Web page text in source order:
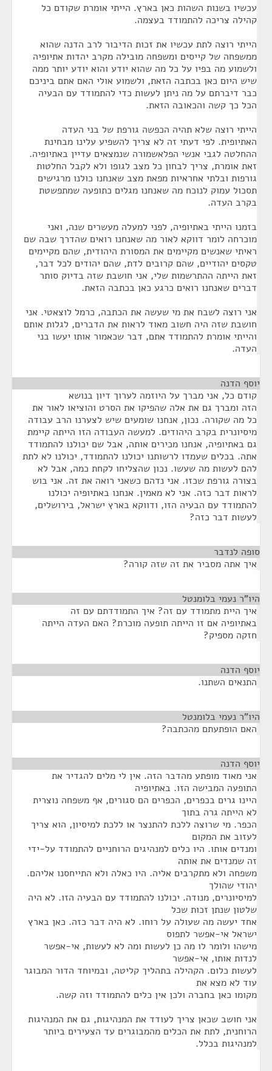
עכשיו בשנות השהות כאן בארץ. הייתי אומרת שקודם כל
קהילה צריכה להתמודד בעצמה.
הייתי רוצה לתת עכשיו את זכות הדיבור לרב הדנה שהוא
ממשפחה של קייסים ומשפחה מובילה מקרב יהדות אתיופיה
ולשמוע מה בפיו על כל מה שהוא יודע והוא יודע יותר ממה
שיש היום כאן בכתבה הזאת, ולשמוע אולי האם אתם ביניכם
כבר דיברתם על מה ניתן לעשות כדי להתמודד עם הבעיה
הכל כך קשה והכאובה הזאת.
הייתי רוצה שלא תהיה הכפשה גורפת של בני העדה
האתיופית. לפי דעתי זה לא צריך להשפיע עלינו מבחינת
ההחלטה לגבי אנשי הפלאשמורה שנמצאים עדיין באתיופיה.
זאת אומרת, צריך לבחון כל מצב לגופו ולא לקבל החלטות
גורפות ובלתי אחראיות מפאת מצב שאנחנו כולנו מרגישים
תסכול עמוק לנוכח מה שאנחנו מגלים כתופעה שמתפשטת
בקרב העדה.
בזמנו הייתי באתיופיה, לפני למעלה מעשרים שנה, ואני
מוכרחה לומר דווקא לאור מה שאנחנו רואים שהדרך שבה שם
ראיתי שאנשים מקיימים את המסורת היהודית, שהם מקיימים
טקסים יהודיים, שהם קרובים לדת, שהם יהודים לכל דבר,
זאת הייתה ההתרשמות שלי, אני חושבת שזה בדיוק סותר
דברים שאנחנו רואים כרגע כאן בכתבה הזאת.
אני רוצה לשבח את מי שעשה את הכתבה, כרמל לוצאטי. אני
חושבת שזה היה חשוב מאוד לראות את הדברים, לגלות אותם
והייתי אומרת להתמודד אתם, דבר שכאמור אותו יעשו בני
העדה.
יוסף הדנה
קודם כל, אני מברך על היוזמה לערוך דיון בנושא
הזה ומברך גם את אלה שהפיקו את הסרט והוציאו לאור את
כל מה שקורה. נכון, אנחנו שומעים שיש לצערנו הרב עבודה
מיסיונרית בקרב היהודים. למעשה העבודה הזו הייתה קיימת
גם באתיופיה, אנחנו מכירים אותה, אבל שם יכולנו להתמודד
אתה. בכלים שעמדו לרשותנו יכולנו להתמודד, יכולנו לא לתת
להם לעשות מה שעשו. נכון שהצליחו לקחת כמה, אבל לא
בצורה גורפת שכזו. אני נדהם כשאני רואה את זה. אני בוש
לראות דבר כזה. אני לא מאמין. אנחנו באתיופיה יכולנו
להתמודד עם הבעיה הזו, ודווקא בארץ ישראל, בירושלים,
לעשות דבר כזה?
סופה לנדבר
איך אתה מסביר את זה שזה קורה?
היו”ר נעמי בלומנטל
איך היית מתמודד עם זה? איך התמודדתם עם זה
באתיופיה אם זו הייתה תופעה מוכרת? האם העדה הייתה
חזקה מספיק?
יוסף הדנה
התנאים השתנו.
היו”ר נעמי בלומנטל
האם הופתעתם מהכתבה?
יוסף הדנה
אני מאוד מופתע מהדבר הזה. אין לי מלים להגדיר את
התופעה המבישה הזו. באתיופיה
היינו גרים בכפרים, הכפרים הם סגורים, אף משפחה נוצרית
לא הייתה גרה בתוך
הכפר. מי שרוצה ללכת להתנצר או ללכת למיסיון, הוא צריך
לעזוב את המקום
ומנדים אותו. היו כלים למנהיגים הרוחניים להתמודד על-ידי
זה שמנדים את אותה
משפחה ולא מתקרבים אליה. היו כאלה ולא התייחסנו אליהם.
יהודי שהולך
למיסיונרים, מנודה. יכולנו להתמודד עם הבעיה הזו. לא היה
שלטון שנתן זכות שכל
אחד יעשה מה שעולה על רוחו. לא היה דבר כזה. כאן בארץ
ישראל אי-אפשר לתפוס
מישהו ולומר לו מה כן לעשות ומה לא לעשות, אי-אפשר
לנדות אותו, אי-אפשר
לעשות כלום. הקהילה בתהליך קליטה, ובמיוחד הדור המבוגר
עוד לא מצא את
מקומו כאן בחברה ולכן אין כלים להתמודד וזה קשה.
אני חושב שכאן צריך לעודד את המנהיגות, גם את המנהיגות
הרוחנית, לתת את הכלים מהמבוגרים עד הצעירים ביותר
למנהיגות בכלל.